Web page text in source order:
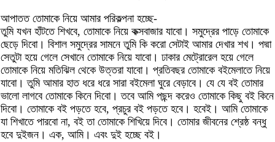
আপাতত তোমাকে নিয়ে আমার পরিকল্পনা হচ্ছে-
তুমি যখন হাঁটতে শিখবে, তোমাকে নিয়ে কক্সবাজার যাবো। সমুদ্রের পাড়ে তোমাকে
ছেড়ে দিবো। বিশাল সমুদ্রের সামনে তুমি কি করো সেটাই আমার দেখার শখ। পদ্মা
সেতুটা হয়ে গেলে সেখানে তোমাকে নিয়ে যাবো। ঢাকার মেট্রোরেল হয়ে গেলে
তোমাকে নিয়ে মতিঝিল থেকে উত্তরা যাবো। প্রতিবছর তোমাকে বইমেলাতে নিয়ে
যাবো। তুমি আমার হাত ধরে ধরে সারা বইমেলা ঘুরে বেড়াবে। যে যে বই তোমার
ভালো লাগবে তোমাকে কিনে দিবো। তবে আমি পছন্দ করেও তোমাকে কিছু বই কিনে
দিবো। তোমাকে বই পড়তে হবে, প্রচুর বই পড়তে হবে। হবেই। আমি তোমাকে
যা শিখাতে পারবো না, বই তা তোমাকে শিখিয়ে দিবে। তোমার জীবনের শ্রেষ্ঠ বন্ধু
হবে দুইজন। এক, আমি। এবং দুই হচ্ছে বই।